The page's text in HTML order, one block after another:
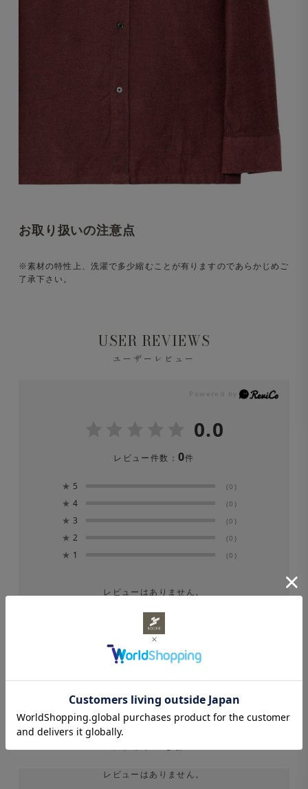
お取り扱いの注意点
※素材の特性上、洗濯で多少縮むことが有りますのであらかじめご
了承下さい。
USER REVIEWS
ユーザーレビュー
0.0
レビュー件数： 0件
★ 5 (0)
★ 4 (0)
★ 3 (0)
★ 2 (0)
★ 1 (0)
レビューはありません。
STAFF REVIEWS
スタッフレビュー
レビューはありません。